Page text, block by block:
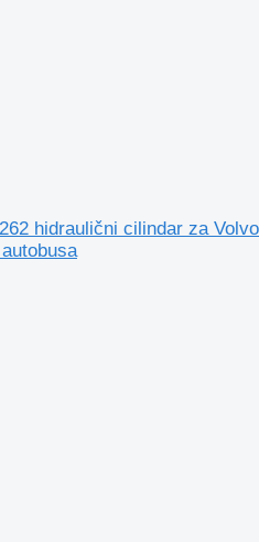
hidraulični cilindar za Volvo